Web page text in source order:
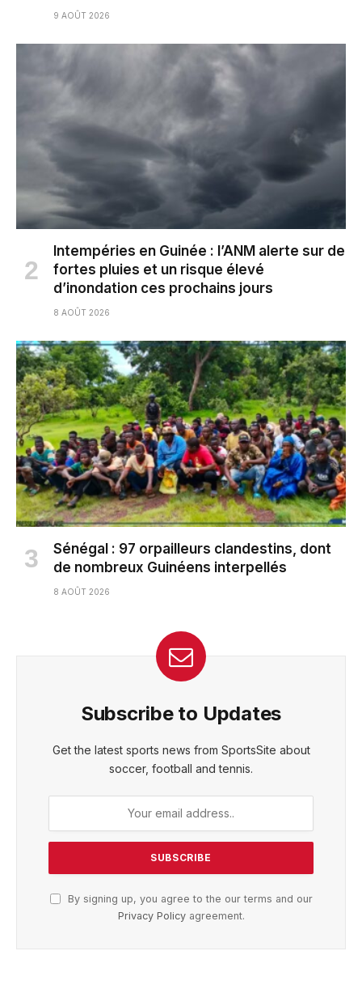
9 AOÛT 2026
Intempéries en Guinée : l’ANM alerte sur de
fortes pluies et un risque élevé
d’inondation ces prochains jours
8 AOÛT 2026
Sénégal : 97 orpailleurs clandestins, dont
de nombreux Guinéens interpellés
8 AOÛT 2026
Subscribe to Updates
Get the latest sports news from SportsSite about
soccer, football and tennis.
By signing up, you agree to the our terms and our
Privacy Policyagreement.